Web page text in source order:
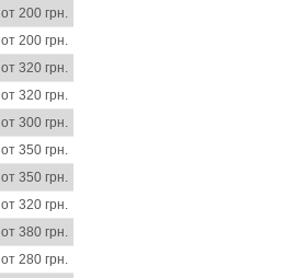
от 200 грн.
от 200 грн.
от 320 грн.
от 320 грн.
от 300 грн.
от 350 грн.
от 350 грн.
от 320 грн.
от 380 грн.
от 280 грн.